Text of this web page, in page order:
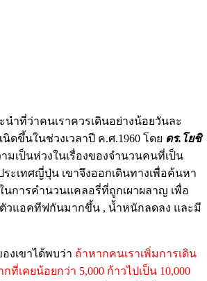
ำที่ว่าคนเราควรเดินอย่างน้อยวันละ
ดขึ้นในช่วงเวลาปี ค.ศ.1960 โดย ดร.โยชิ
มเป็นห่วงในเรื่องของจำนวนคนที่เป็น
ะเทศญี่ปุ่น เขาจึงออกเดินทางเพื่อค้นหา
นการคำนวนแคลอรี่ที่ถูกเผาผลาญ เพื่อ
วแอคทีฟกันมากขึ้น , น้ำหนักลดลง และมี
งเขาได้พบว่า ถ้าหากคนเราเพิ่มการเดิน
เคยน้อยกว่า 5,000 ก้าวไปเป็น 10,000